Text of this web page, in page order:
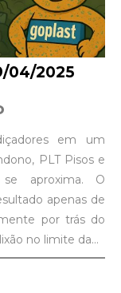
04/2025
em um
PLT Pisos e
aproxima. O
apenas de
por trás do
no limite da…